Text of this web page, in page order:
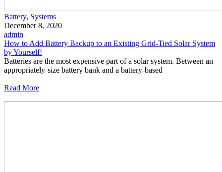
Battery, Systems
December 8, 2020
admin
How to Add Battery Backup to an Existing Grid-Tied Solar System
by Yourself!
Batteries are the most expensive part of a solar system. Between an
appropriately-size battery bank and a battery-based
Read More